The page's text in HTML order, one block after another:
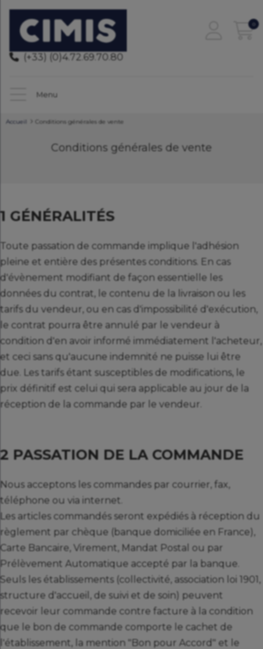
(+33) (0)4.72.69.70.80
Menu
Accueil Conditions générales de vente
Conditions générales de vente
1 GÉNÉRALITÉS
Toute passation de commande implique l'adhésion
pleine et entière des présentes conditions. En cas
d'évènement modifiant de façon essentielle les
données du contrat, le contenu de la livraison ou les
tarifs du vendeur, ou en cas d'impossibilité d'exécution,
le contrat pourra être annulé par le vendeur à
condition d'en avoir informé immédiatement l'acheteur,
et ceci sans qu'aucune indemnité ne puisse lui être
due. Les tarifs étant susceptibles de modifications, le
prix définitif est celui qui sera applicable au jour de la
réception de la commande par le vendeur.
2 PASSATION DE LA COMMANDE
Nous acceptons les commandes par courrier, fax,
téléphone ou via internet.
Les articles commandés seront expédiés à réception du
règlement par chèque (banque domiciliée en France),
Carte Bancaire, Virement, Mandat Postal ou par
Prélèvement Automatique accepté par la banque.
Seuls les établissements (collectivité, association loi 1901,
structure d'accueil, de suivi et de soin) peuvent
recevoir leur commande contre facture à la condition
que le bon de commande comporte le cachet de
l'établissement, la mention "Bon pour Accord" et le